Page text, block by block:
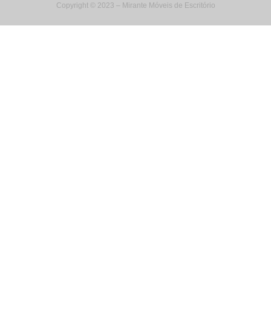
Copyright © 2023 – Mirante Móveis de Escritório